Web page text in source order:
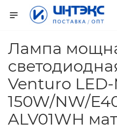
Лампа
Venturo
150W/NW/
ALV01WH